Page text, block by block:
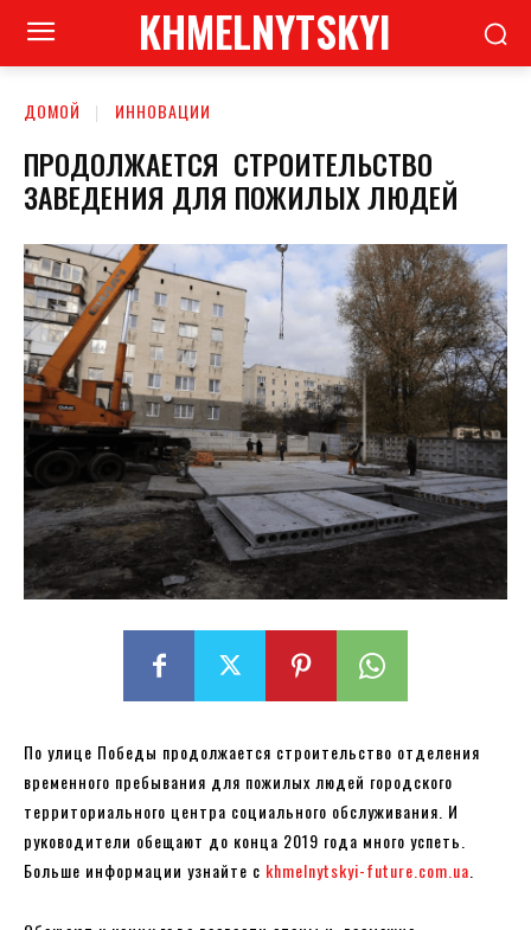
KHMELNYTSKYI
ДОМОЙ ИННОВАЦИИ
ПРОДОЛЖАЕТСЯ СТРОИТЕЛЬСТВО
ЗАВЕДЕНИЯ ДЛЯ ПОЖИЛЫХ ЛЮДЕЙ
По улице Победы продолжается строительство отделения
временного пребывания для пожилых людей городского
территориального центра социального обслуживания. И
руководители обещают до конца 2019 года много успеть.
Больше информации узнайте с khmelnytskyi-future.com.ua